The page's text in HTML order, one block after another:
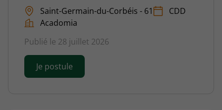
Saint-Germain-du-Corbéis - 61
CDD
Acadomia
Publié le 28 juillet 2026
Je postule